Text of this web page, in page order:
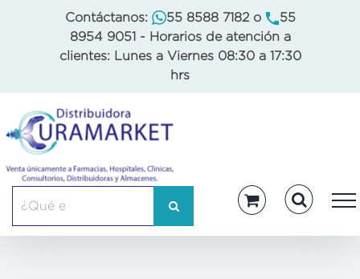
Contáctanos: 55 8588 7182o
55
8954 9051 - Horarios de atención a
clientes: Lunes a Viernes 08:30 a 17:30
hrs